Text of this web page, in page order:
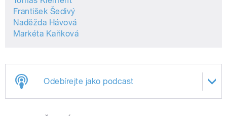
František Šedivý
Naděžda Hávová
Markéta Kaňková
Odebírejte jako podcast